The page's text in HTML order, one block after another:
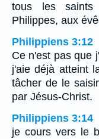
tous les
Philippes, aux
Philippiens 3:12
Ce n'est pas que
j'aie déjà atteint
tâcher de le
par Jésus-Christ.
Philippiens 3:14
je cours vers le